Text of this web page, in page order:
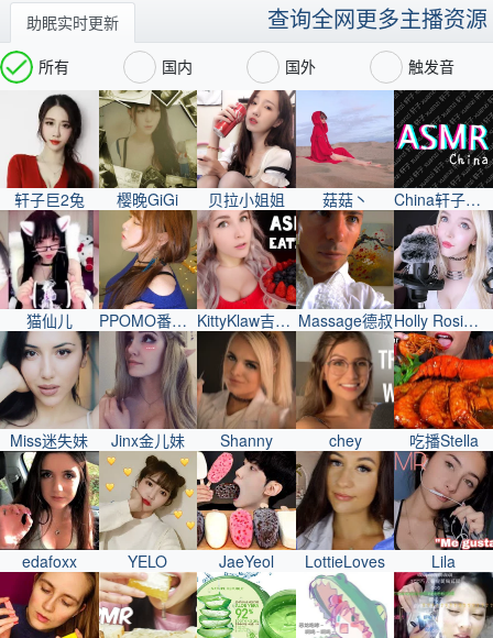
助眠实时更新 查询全网更多主播资源
所有 国内 国外 触发音
轩子巨2兔 樱晚GiGi 贝拉小姐姐 菇菇丶 China轩子巨2兔
猫仙儿 PPOMO番茄妹 KittyKlaw吉蒂妹 Massage德叔 Holly Rosi好莉妹
Miss迷失妹 Jinx金儿妹 Shanny chey 吃播Stella
edafoxx YELO JaeYeol LottieLoves Lila